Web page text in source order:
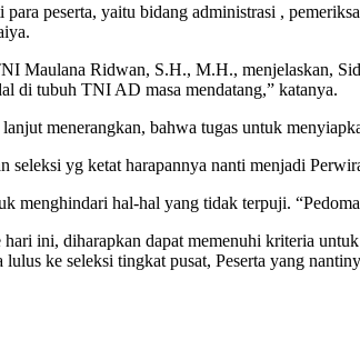
peserta, yaitu bidang administrasi ,
Maulana Ridwan, S.H., M.H., menjelaskan,
di tubuh TNI AD masa mendatang,” katanya.
menerangkan, bahwa tugas untuk
seleksi yg ketat harapannya nanti menjadi
menghindari hal-hal yang tidak terpuji.
ini, diharapkan dapat memenuhi kriteria
ke seleksi tingkat pusat, Peserta yang